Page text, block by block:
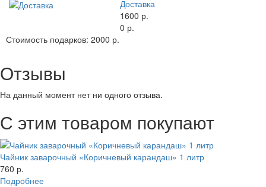
Доставка
1600 р.
0 р.
Стоимость подарков: 2000 р.
Отзывы
На данный момент нет ни одного отзыва.
С этим товаром покупают
Чайник заварочный «Коричневый карандаш» 1 литр
760 р.
Подробнее